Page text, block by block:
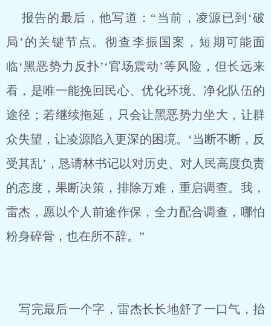
报告的最后，他写道：“当前，凌源已到‘破
局’的关键节点。彻查李振国案，短期可能面
临‘黑恶势力反扑’‘官场震动’等风险，但长远来
看，是唯一能挽回民心、优化环境、净化队伍的
途径；若继续拖延，只会让黑恶势力坐大，让群
众失望，让凌源陷入更深的困境。‘当断不断，反
受其乱’，恳请林书记以对历史、对人民高度负责
的态度，果断决策，排除万难，重启调查。我，
雷杰，愿以个人前途作保，全力配合调查，哪怕
粉身碎骨，也在所不辞。”
写完最后一个字，雷杰长长地舒了一口气，抬